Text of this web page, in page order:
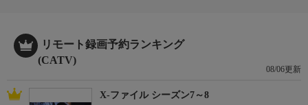
リモート録画予約ランキング
(CATV)
08/06更新
X-ファイル シーズン7～8